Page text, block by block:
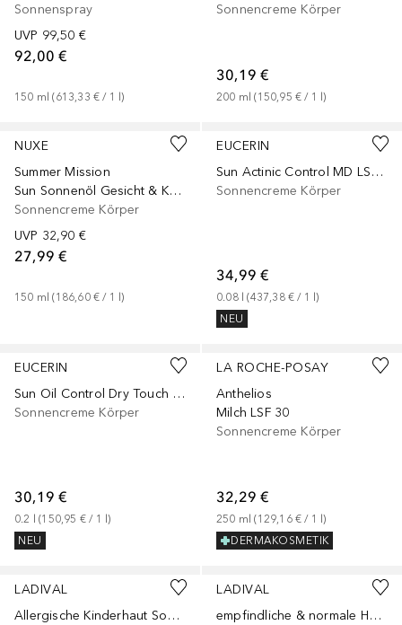
Sonnenspray
UVP 99,50 €
92,00 €
150 ml (613,33 € / 1 l)
Sonnencreme Körper
30,19 €
200 ml (150,95 € / 1 l)
NUXE
Summer Mission
Sun Sonnenöl Gesicht & Körper
Sonnencreme Körper
UVP 32,90 €
27,99 €
150 ml (186,60 € / 1 l)
EUCERIN
Sun Actinic Control MD LSF 100
Sonnencreme Körper
34,99 €
0.08 (437,38 € / 1 l)
NEU
EUCERIN
Sun Oil Control Dry Touch LSF 50
Sonnencreme Körper
30,19 €
0.2 (150,95 € / 1 l)
NEU
LA ROCHE-POSAY
Anthelios
Milch LSF 30
Sonnencreme Körper
32,29 €
250 ml (129,16 € / 1 l)
DERMAKOSMETIK
LADIVAL
Allergische Kinderhaut Sonnenschutz-Gel LSF 50+
LADIVAL
empfindliche & normale Haut Sonnenschutz-Lotion LSF 50+